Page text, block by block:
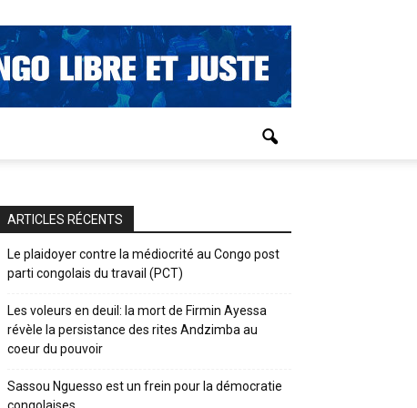
ARTICLES RÉCENTS
Le plaidoyer contre la médiocrité au Congo post
parti congolais du travail (PCT)
Les voleurs en deuil: la mort de Firmin Ayessa
révèle la persistance des rites Andzimba au
coeur du pouvoir
Sassou Nguesso est un frein pour la démocratie